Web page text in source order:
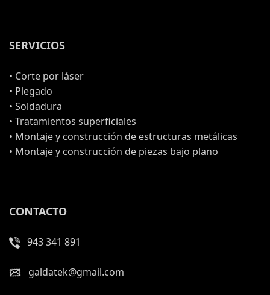
SERVICIOS
• Corte por láser
• Plegado
• Soldadura
• Tratamientos superficiales
• Montaje y construcción de estructuras metálicas
• Montaje y construcción de piezas bajo plano
CONTACTO
943 341 891
galdatek@gmail.com